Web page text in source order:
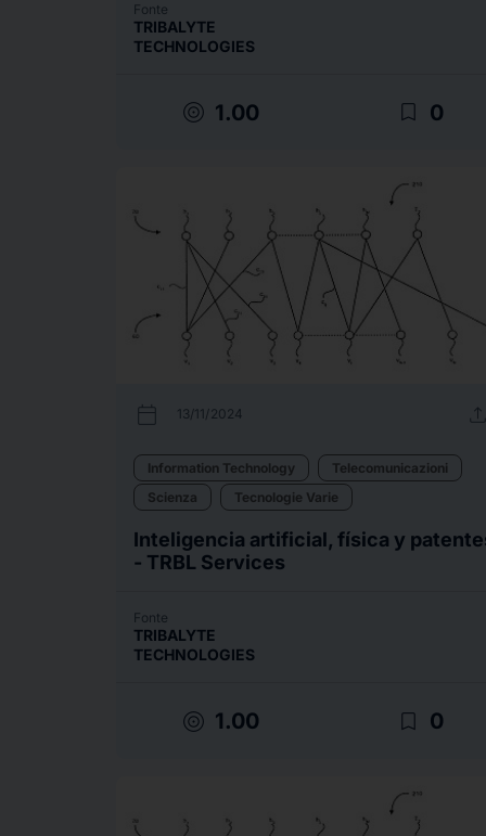
Fonte
TRIBALYTE
TECHNOLOGIES
target 1.00 bookmark_border 0
calendar_today 13/11/2024
Information Technology
Telecomunicazioni
Scienza
Tecnologie Varie
Inteligencia artificial, física y
- TRBL Services
Fonte
TRIBALYTE
TECHNOLOGIES
target 1.00 bookmark_border 0